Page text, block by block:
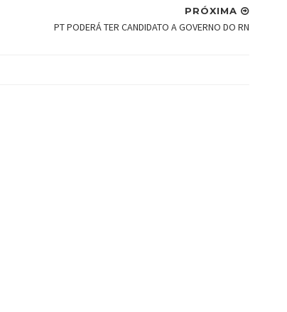
PRÓXIMA
PT PODERÁ TER CANDIDATO A GOVERNO DO RN